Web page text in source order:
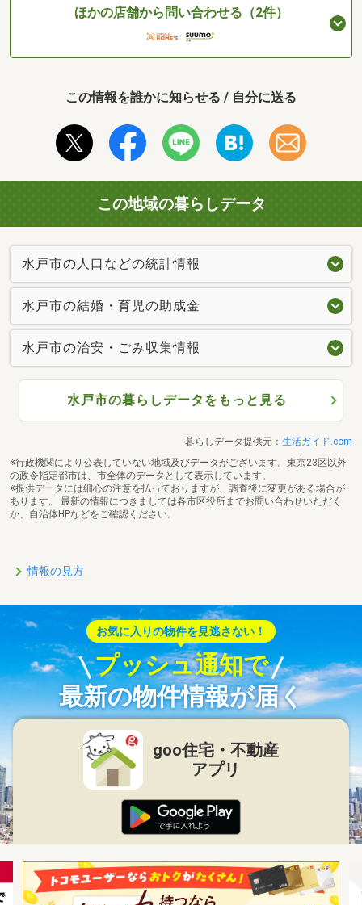
ほかの店舗から問い合わせる（2件）
この情報を誰かに知らせる / 自分に送る
この地域の暮らしデータ
水戸市の人口などの統計情報
水戸市の結婚・育児の助成金
水戸市の治安・ごみ収集情報
水戸市の暮らしデータをもっと見る
暮らしデータ提供元： 生活ガイド.com
※行政機関により公表していない地域及びデータがございます。東京23区以外
の政令指定都市は、市全体のデータとして表示しています。
※提供データには細心の注意を払っておりますが、調査後に変更がある場合が
あります。 最新の情報につきましては各市区役所までお問い合わせいただく
か、自治体HPなどをご確認ください。
情報の見方
お気に入りの物件を見逃さない！
プッシュ通知で
最新の物件情報が届く
goo住宅・不動産
アプリ